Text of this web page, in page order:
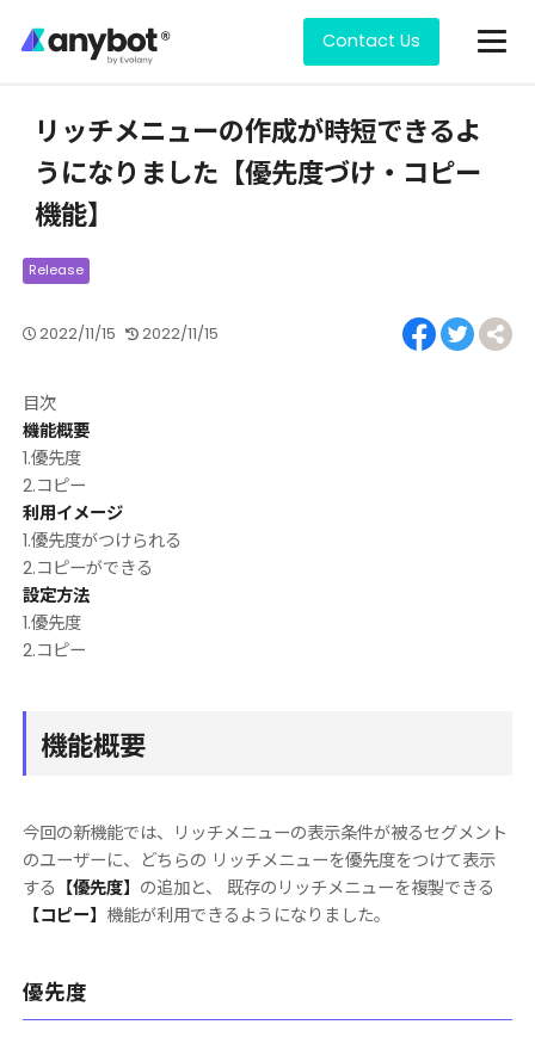
Contact Us
How to use
リッチメニューの作成が時短できるよ
うになりました【優先度づけ・コピー
機能】
2022/11/15 2022/11/15
目次
機能概要
1.優先度
2.コピー
利用イメージ
1.優先度がつけられる
2.コピーができる
設定方法
1.優先度
2.コピー
機能概要
今回の新機能では、リッチメニューの表示条件が被るセグメント
のユーザーに、どちらの リッチメニューを優先度をつけて表示
する 【優先度】 の追加と、 既存のリッチメニューを複製できる
【コピー】 機能が利用できるようになりました。
優先度